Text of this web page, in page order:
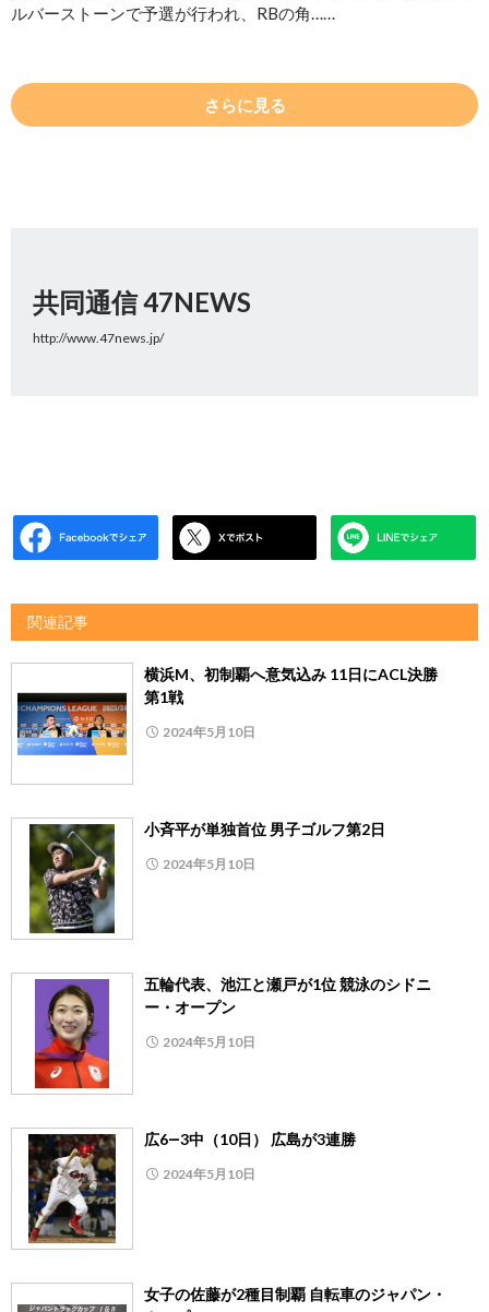
ルバーストーンで予選が行われ、RBの角……
さらに見る
共同通信 47NEWS
http://www.47news.jp/
関連記事
横浜M、初制覇へ意気込み 11日にACL決勝
第1戦
2024年5月10日
小斉平が単独首位 男子ゴルフ第2日
2024年5月10日
五輪代表、池江と瀬戸が1位 競泳のシドニ
ー・オープン
2024年5月10日
広6―3中（10日） 広島が3連勝
2024年5月10日
女子の佐藤が2種目制覇 自転車のジャパン・